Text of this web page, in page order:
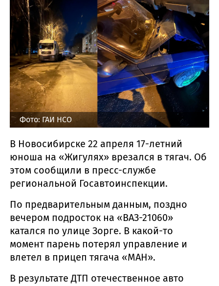
Фото: ГАИ НСО
В Новосибирске 22 апреля 17-летний
юноша на «Жигулях» врезался в тягач. Об
этом сообщили в пресс-службе
региональной Госавтоинспекции.
По предварительным данным, поздно
вечером подросток на «ВАЗ-21060»
катался по улице Зорге. В какой-то
момент парень потерял управление и
влетел в прицеп тягача «МАН».
В результате ДТП отечественное авто